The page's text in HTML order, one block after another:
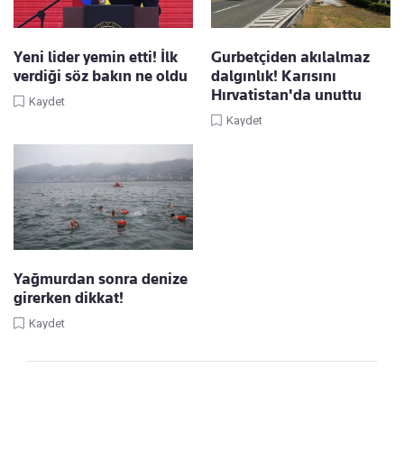
Yeni lider yemin etti! İlk
verdiği söz bakın ne oldu
Kaydet
Gurbetçiden akılalmaz
dalgınlık! Karısını
Hırvatistan'da unuttu
Kaydet
Yağmurdan sonra denize
girerken dikkat!
Kaydet